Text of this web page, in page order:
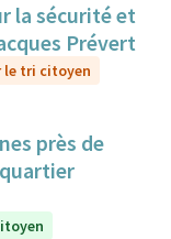
la sécurité et
Prévert
le tri citoyen
près de